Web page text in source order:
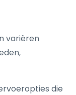
variëren
die